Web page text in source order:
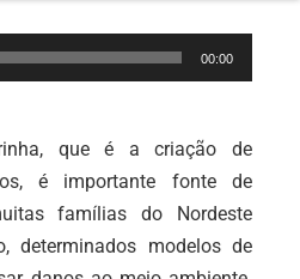
00:00
que é a criação de
é importante fonte de
famílias do Nordeste
determinados modelos de